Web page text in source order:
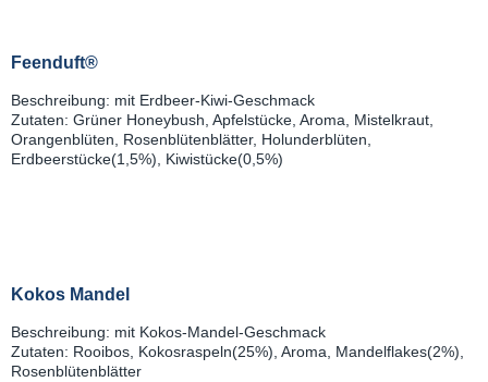
Feenduft®
Beschreibung: mit Erdbeer-Kiwi-Geschmack
Zutaten: Grüner Honeybush, Apfelstücke, Aroma, Mistelkraut,
Orangenblüten, Rosenblütenblätter, Holunderblüten,
Erdbeerstücke(1,5%), Kiwistücke(0,5%)
Kokos Mandel
Beschreibung: mit Kokos-Mandel-Geschmack
Zutaten: Rooibos, Kokosraspeln(25%), Aroma, Mandelflakes(2%),
Rosenblütenblätter